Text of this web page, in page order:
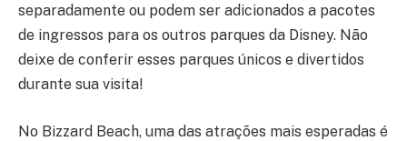
separadamente ou podem ser adicionados a pacotes
de ingressos para os outros parques da Disney. Não
deixe de conferir esses parques únicos e divertidos
durante sua visita!
No Bizzard Beach, uma das atrações mais esperadas é